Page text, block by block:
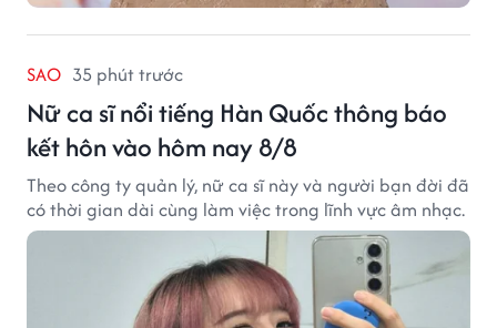
SAO 35 phút trước
Nữ ca sĩ nổi tiếng Hàn Quốc thông báo
kết hôn vào hôm nay 8/8
Theo công ty quản lý, nữ ca sĩ này và người bạn đời đã
có thời gian dài cùng làm việc trong lĩnh vực âm nhạc.